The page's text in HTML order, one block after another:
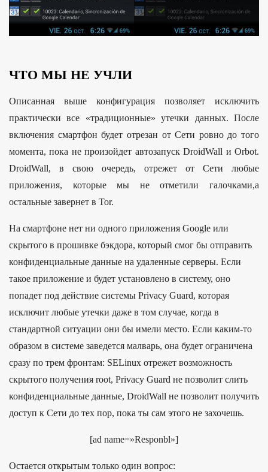
ЧТО МЫ НЕ УЧЛИ
Описанная выше конфигурация позволяет исключить
практически все «традиционные» утечки данных. После
включения смартфон будет отрезан от Сети ровно до того
момента, пока не произойдет автозапуск DroidWall и Orbot.
DroidWall, в свою очередь, отрежет от Сети любые
приложения, которые мы не отметили галочками,а
остальные завернет в Tor.
На смартфоне нет ни одного приложения Google или
скрытого в прошивке бэкдора, который смог бы отправить
конфиденциальные данные на удаленные серверы. Если
такое приложение и будет установлено в систему, оно
попадет под действие системы Privacy Guard, которая
исключит любые утечки даже в том случае, когда в
стандартной ситуации они бы имели место. Если каким-то
образом в системе заведется малварь, она будет ограничена
сразу по трем фронтам: SELinux отрежет возможность
скрытого получения root, Privacy Guard не позволит слить
конфиденциальные данные, DroidWall не позволит получить
доступ к Сети до тех пор, пока ты сам этого не захочешь.
[ad name=»Responbl»]
Остается открытым только один вопрос: